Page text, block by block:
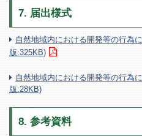
7. 届出様式
自然地域内における開発等の行為
版:325KB)
自然地域内における開発等の行為
版:28KB)
8. 参考資料